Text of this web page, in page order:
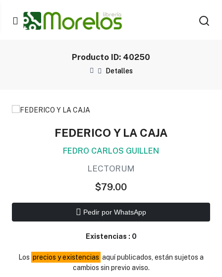
Producto ID: 40250
Detalles
FEDERICO Y LA CAJA
FEDRO CARLOS GUILLEN
LECTORUM
$79.00
Pedir por WhatsApp
Existencias : 0
Los precios y existencias aquí publicados, están sujetos a
cambios sin previo aviso.